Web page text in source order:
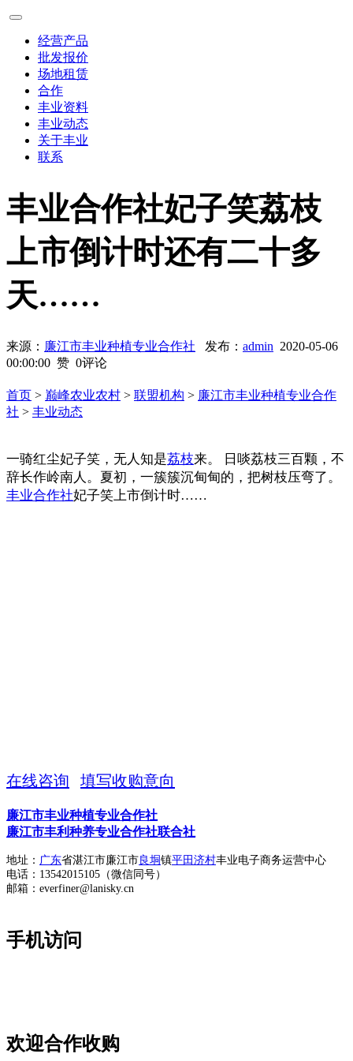
经营产品
批发报价
场地租赁
合作
丰业资料
丰业动态
关于丰业
联系
丰业合作社妃子笑荔枝
上市倒计时还有二十多
天……
来源： 廉江市丰业种植专业合作社 发布： admin 2020-05-06
00:00:00 赞 0评论
首页 > 巅峰农业农村 > 联盟机构 > 廉江市丰业种植专业合作
社 > 丰业动态
一骑红尘妃子笑，无人知是荔枝来。 日啖荔枝三百颗，不
辞长作岭南人。夏初，一簇簇沉甸甸的，把树枝压弯了。
丰业合作社妃子笑上市倒计时……
在线咨询 填写收购意向
廉江市丰业种植专业合作社
廉江市丰利种养专业合作社联合社
地址： 广东省湛江市廉江市 良垌镇平田济村丰业电子商务运营中心
电话：13542015105（微信同号）
邮箱：everfiner@lanisky.cn
手机访问
欢迎合作收购